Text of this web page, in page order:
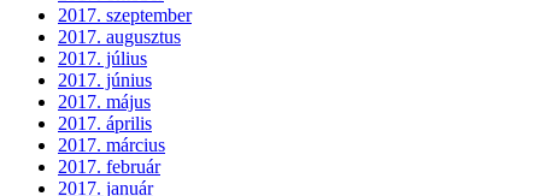
2017. szeptember
2017. augusztus
2017. július
2017. június
2017. május
2017. április
2017. március
2017. február
2017. január